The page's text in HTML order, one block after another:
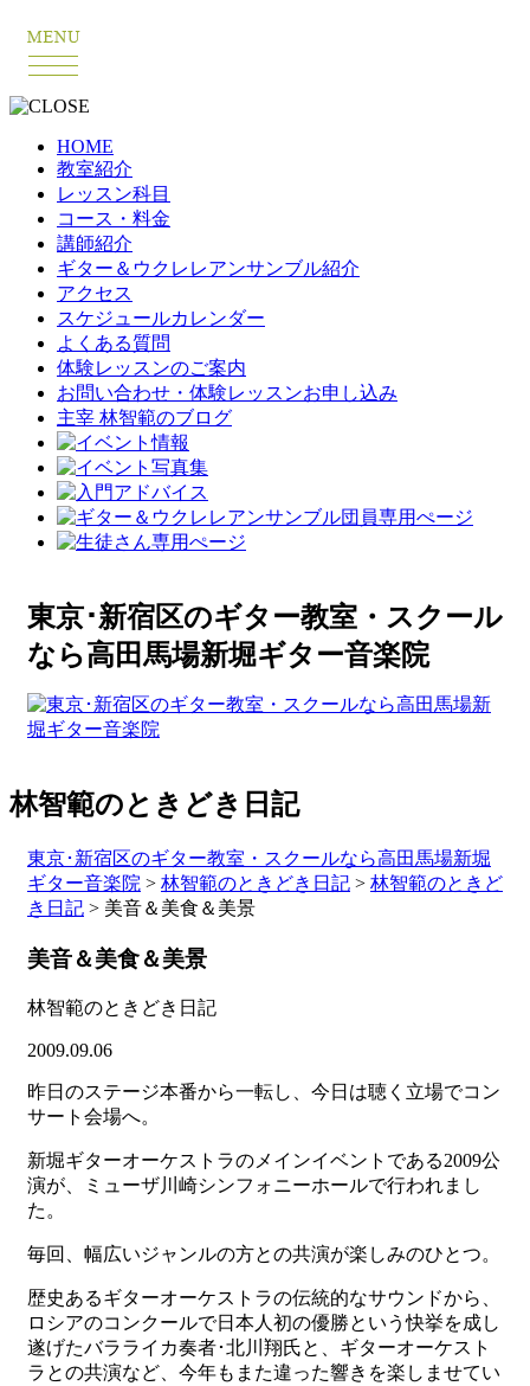
HOME
教室紹介
レッスン科目
コース・料金
講師紹介
ギター＆ウクレレアンサンブル紹介
アクセス
スケジュールカレンダー
よくある質問
体験レッスンのご案内
お問い合わせ・体験レッスンお申し込み
主宰 林智範のブログ
東京･新宿区のギター教室・スクール
なら高田馬場新堀ギター音楽院
林智範のときどき日記
東京･新宿区のギター教室・スクールなら高田馬場新堀
ギター音楽院 > 林智範のときどき日記 > 林智範のときど
き日記 > 美音＆美食＆美景
美音＆美食＆美景
林智範のときどき日記
2009.09.06
昨日のステージ本番から一転し、今日は聴く立場でコン
サート会場へ。
新堀ギターオーケストラのメインイベントである2009公
演が、ミューザ川崎シンフォニーホールで行われまし
た。
毎回、幅広いジャンルの方との共演が楽しみのひとつ。
歴史あるギターオーケストラの伝統的なサウンドから、
ロシアのコンクールで日本人初の優勝という快挙を成し
遂げたバラライカ奏者･北川翔氏と、ギターオーケスト
ラとの共演など、今年もまた違った響きを楽しませてい